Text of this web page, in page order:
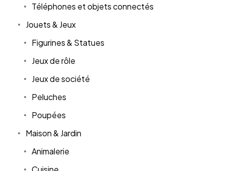
Téléphones et objets connectés
Jouets & Jeux
Figurines & Statues
Jeux de rôle
Jeux de société
Peluches
Poupées
Maison & Jardin
Animalerie